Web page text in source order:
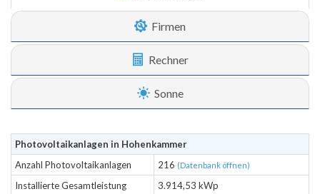
Firmen
Rechner
Sonne
Photovoltaikanlagen in Hohenkammer
Anzahl Photovoltaikanlagen
216 (Datenbank öffnen)
Installierte Gesamtleistung 3.914,53 kWp